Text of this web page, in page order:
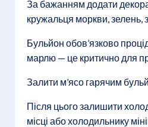
За бажанням додати
кружальця моркви, зелень,
Бульйон обов’язково
марлю — це критично для
Залити м’ясо гарячим
Після цього залишити
місці або холодильнику